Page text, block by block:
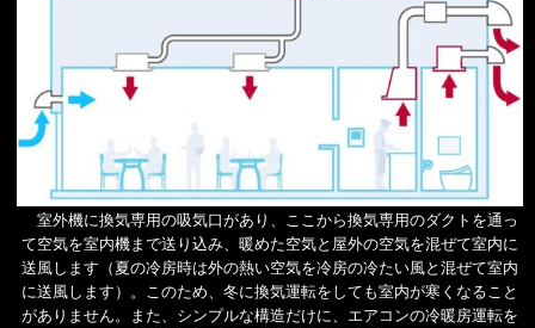
室外機に換気専用の吸気口があり、ここから換気専用のダクトを通っ
て空気を室内機まで送り込み、暖めた空気と屋外の空気を混ぜて室内に
送風します（夏の冷房時は外の熱い空気を冷房の冷たい風と混ぜて室内
に送風します）。このため、冬に換気運転をしても室内が寒くなること
がありません。また、シンプルな構造だけに、エアコンの冷暖房運転を